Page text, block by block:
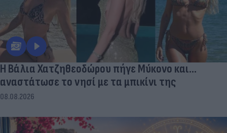
Η Βάλια Χατζηθεοδώρου πήγε Μύκονο και...
αναστάτωσε το νησί με τα μπικίνι της
08.08.2026